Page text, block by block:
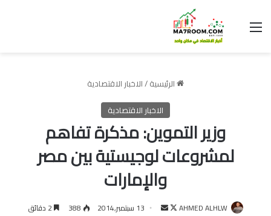
القائمة
الرئيسية/الاخبار الاقتصادية
الاخبار الاقتصادية
وزير التموين: مذكرة تفاهم
لمشروعات لوجيستية بين مصر
والإمارات
AHMED ALHLW
تابعأرسل 13 سبتمبر,2014 388 2 دقائق